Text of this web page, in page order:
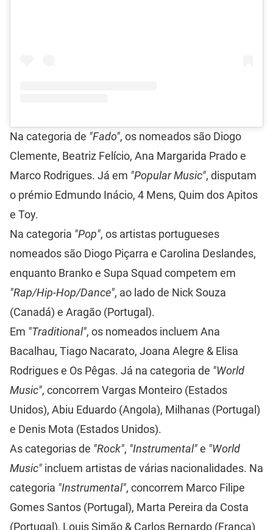
Na categoria de "Fado", os nomeados são Diogo
Clemente, Beatriz Felício, Ana Margarida Prado e
Marco Rodrigues. Já em "Popular Music", disputam
o prémio Edmundo Inácio, 4 Mens, Quim dos Apitos
e Toy.
Na categoria "Pop", os artistas portugueses
nomeados são Diogo Piçarra e Carolina Deslandes,
enquanto Branko e Supa Squad competem em
"Rap/Hip-Hop/Dance", ao lado de Nick Souza
(Canadá) e Aragão (Portugal).
Em "Traditional", os nomeados incluem Ana
Bacalhau, Tiago Nacarato, Joana Alegre & Elisa
Rodrigues e Os Pêgas. Já na categoria de "World
Music", concorrem Vargas Monteiro (Estados
Unidos), Abiu Eduardo (Angola), Milhanas (Portugal)
e Denis Mota (Estados Unidos).
As categorias de "Rock", "Instrumental"e "World
Music" incluem artistas de várias nacionalidades. Na
categoria "Instrumental", concorrem Marco Filipe
Gomes Santos (Portugal), Marta Pereira da Costa
(Portugal), Louis Simão & Carlos Bernardo (França)